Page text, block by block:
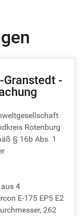
Granstedt -
Rotenburg
§ 16b Abs. 1
4
E-175 EP5 E2
262